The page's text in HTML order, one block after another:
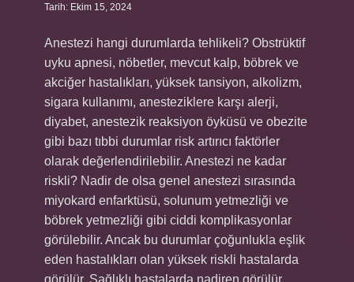
Tarih: Ekim 15, 2024
Anestezi hangi durumlarda tehlikeli? Obstrüktif
uyku apnesi, nöbetler, mevcut kalp, böbrek ve
akciğer hastalıkları, yüksek tansiyon, alkolizm,
sigara kullanımı, anesteziklere karşı alerji,
diyabet, anestezik reaksiyon öyküsü ve obezite
gibi bazı tıbbi durumlar risk artırıcı faktörler
olarak değerlendirilebilir. Anestezi ne kadar
riskli? Nadir de olsa genel anestezi sırasında
miyokard enfarktüsü, solunum yetmezliği ve
böbrek yetmezliği gibi ciddi komplikasyonlar
görülebilir. Ancak bu durumlar çoğunlukla eşlik
eden hastalıkları olan yüksek riskli hastalarda
görülür. Sağlıklı hastalarda nadiren görülür.